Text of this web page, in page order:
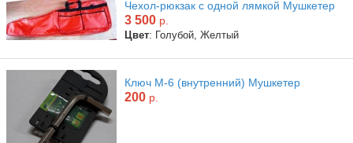
Чехол-рюкзак с одной лямкой Мушкетер
3 500 р.
Цвет: Голубой, Желтый
Ключ М-6 (внутренний) Мушкетер
200 р.